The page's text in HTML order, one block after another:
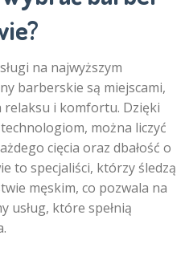
na najwyższym
barberskie są miejscami,
i komfortu. Dzięki
można liczyć
cięcia oraz dbałość o
to specjaliści, którzy śledzą
męskim, co pozwala na
usług, które spełnią